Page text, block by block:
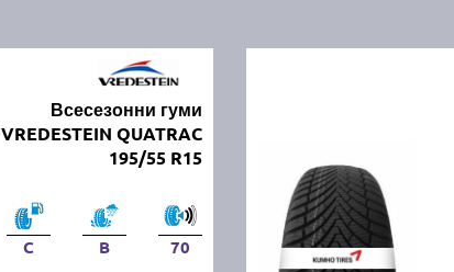
Всесезонни гуми
VREDESTEIN QUATRAC
195/55 R15
C B 70